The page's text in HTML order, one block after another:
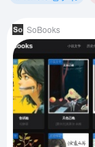
SoBooks